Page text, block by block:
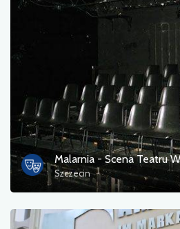
Szczecin
sortieren nach
OK